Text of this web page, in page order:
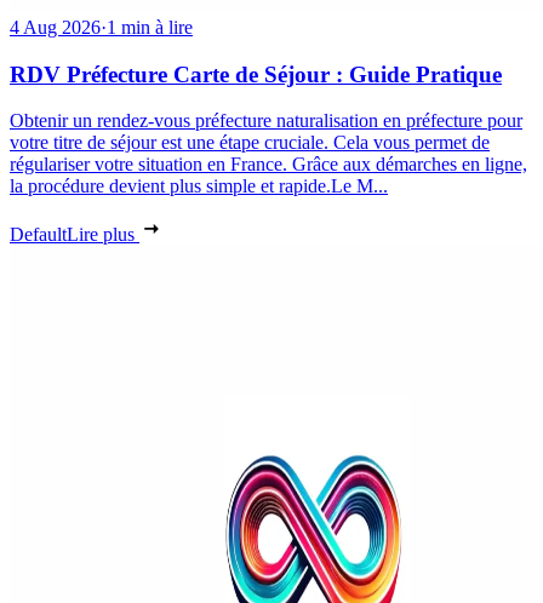
4 Aug 2026·1 min à lire
RDV Préfecture Carte de Séjour : Guide Pratique
Obtenir un rendez-vous préfecture naturalisation en préfecture pour
votre titre de séjour est une étape cruciale. Cela vous permet de
régulariser votre situation en France. Grâce aux démarches en ligne,
la procédure devient plus simple et rapide.Le M...
DefaultLire plus